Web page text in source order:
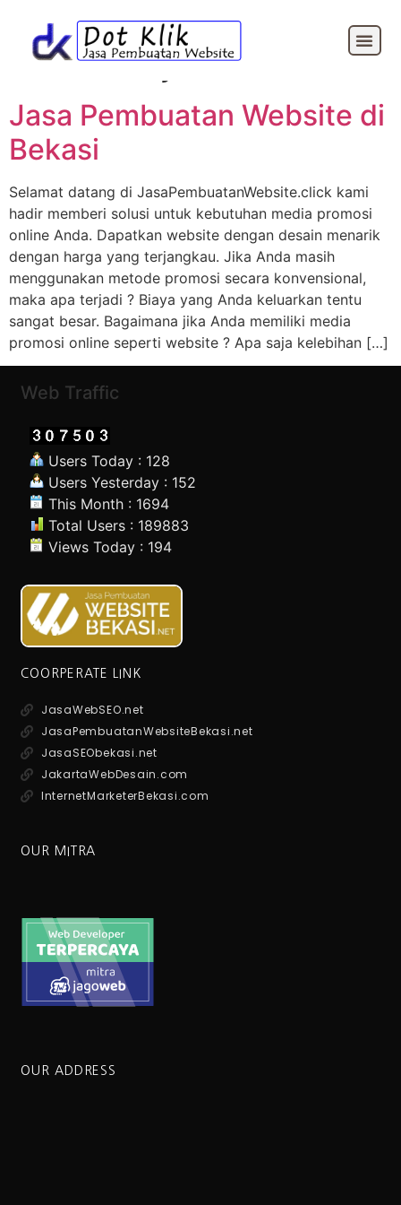
Tag:jasa pembuatan
website jualan online
Jasa Pembuatan Website di
Bekasi
Selamat datang di JasaPembuatanWebsite.click kami
hadir memberi solusi untuk kebutuhan media promosi
online Anda. Dapatkan website dengan desain menarik
dengan harga yang terjangkau. Jika Anda masih
menggunakan metode promosi secara konvensional,
maka apa terjadi ? Biaya yang Anda keluarkan tentu
sangat besar. Bagaimana jika Anda memiliki media
promosi online seperti website ? Apa saja kelebihan […]
Web Traffic
Users Today : 128
Users Yesterday : 152
This Month : 1694
Total Users : 189883
Views Today : 194
COORPERATE LINK
JasaWebSEO.net
JasaPembuatanWebsiteBekasi.net
JasaSEObekasi.net
JakartaWebDesain.com
InternetMarketerBekasi.com
OUR MITRA
OUR ADDRESS